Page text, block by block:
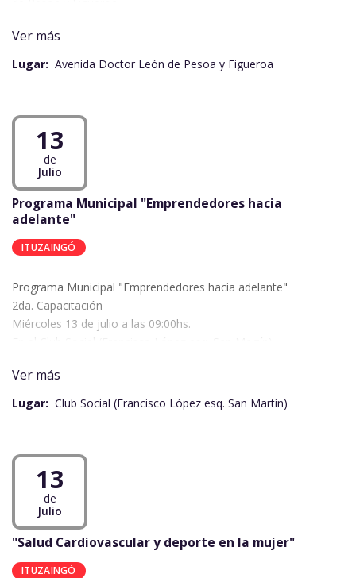
*secretaria de acción social.
*Secretaria de obras y servicios públicos.
*Secretaria de producción.
*Dirección de educación y cultura.
*Dpto. de bromatología.
*Peluquería gratis.
Ver más
Lugar: Avenida Doctor León de Pesoa y Figueroa
13
de
Julio
Programa Municipal "Emprendedores hacia
adelante"
ITUZAINGÓ
Programa Municipal "Emprendedores hacia adelante"
2da. Capacitación
Miércoles 13 de julio a las 09:00hs.
Ver más
Lugar: Club Social (Francisco López esq. San Martín)
13
de
Julio
"Salud Cardiovascular y deporte en la mujer"
ITUZAINGÓ